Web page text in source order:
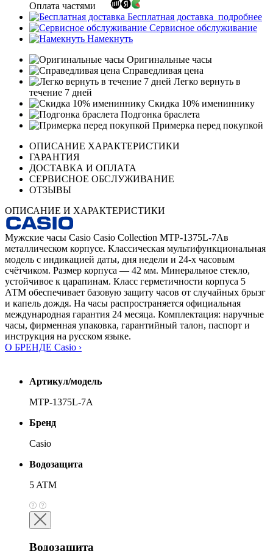
Оплата частями
Бесплатная доставка подробнее
Сервисное обслуживание
Намекнуть
Оригинальные часы
Справедливая цена
Легко вернуть в
течение 7 дней
Скидка 10% имениннику
Подгонка браслета
Примерка перед покупкой
ОПИСАНИЕ ХАРАКТЕРИСТИКИ
ГАРАНТИЯ
ДОСТАВКА И ОПЛАТА
СЕРВИСНОЕ ОБСЛУЖИВАНИЕ
ОТЗЫВЫ
ОПИСАНИЕ И ХАРАКТЕРИСТИКИ
Мужские часы Casio Casio Collection MTP-1375L-7Aв
металлическом корпусе. Классическая мультифункциональная
модель с индикацией даты, дня недели и 24-х часовым
счётчиком. Размер корпуса — 42 мм. Минеральное стекло,
устойчивое к царапинам. Класс герметичности корпуса 5
АТМ обеспечивает базовую защиту часов от случайных брызг
и капель дождя. На часы распространяется официальная
международная гарантия 24 месяца. Комплектация: наручные
часы, фирменная упаковка, гарантийный талон, паспорт и
инструкция на русском языке.
О БРЕНДЕ Casio ›
Артикул/модель
MTP-1375L-7A
Бренд
Casio
Водозащита
5 ATM
Водозащита